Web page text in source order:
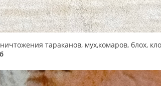
тараканов, мух,комаров, блох,